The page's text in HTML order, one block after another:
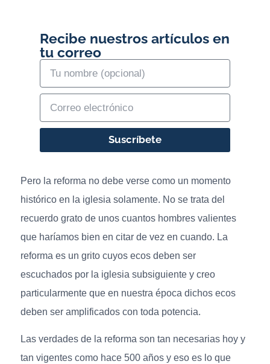
Recibe nuestros artículos en
tu correo
Suscríbete
Pero la reforma no debe verse como un momento
histórico en la iglesia solamente. No se trata del
recuerdo grato de unos cuantos hombres valientes
que haríamos bien en citar de vez en cuando. La
reforma es un grito cuyos ecos deben ser
escuchados por la iglesia subsiguiente y creo
particularmente que en nuestra época dichos ecos
deben ser amplificados con toda potencia.
Las verdades de la reforma son tan necesarias hoy y
tan vigentes como hace 500 años y eso es lo que